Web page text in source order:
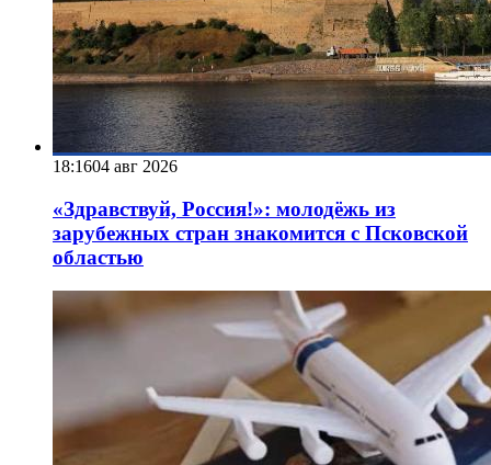
18:1604 авг 2026
«Здравствуй, Россия!»: молодёжь из
зарубежных стран знакомится с Псковской
областью